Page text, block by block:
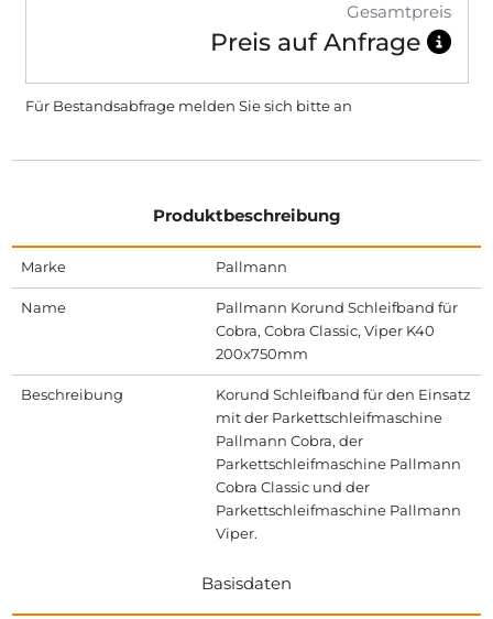
Gesamtpreis
Preis auf Anfrage
Für Bestandsabfrage melden Sie sich bittean
Produktbeschreibung
Marke Pallmann
Name
Pallmann Korund Schleifband für
Cobra, Cobra Classic, Viper K40
200x750mm
Beschreibung
Korund Schleifband für den Einsatz
mit der Parkettschleifmaschine
Pallmann Cobra, der
Parkettschleifmaschine Pallmann
Cobra Classic und der
Parkettschleifmaschine Pallmann
Viper.
Basisdaten